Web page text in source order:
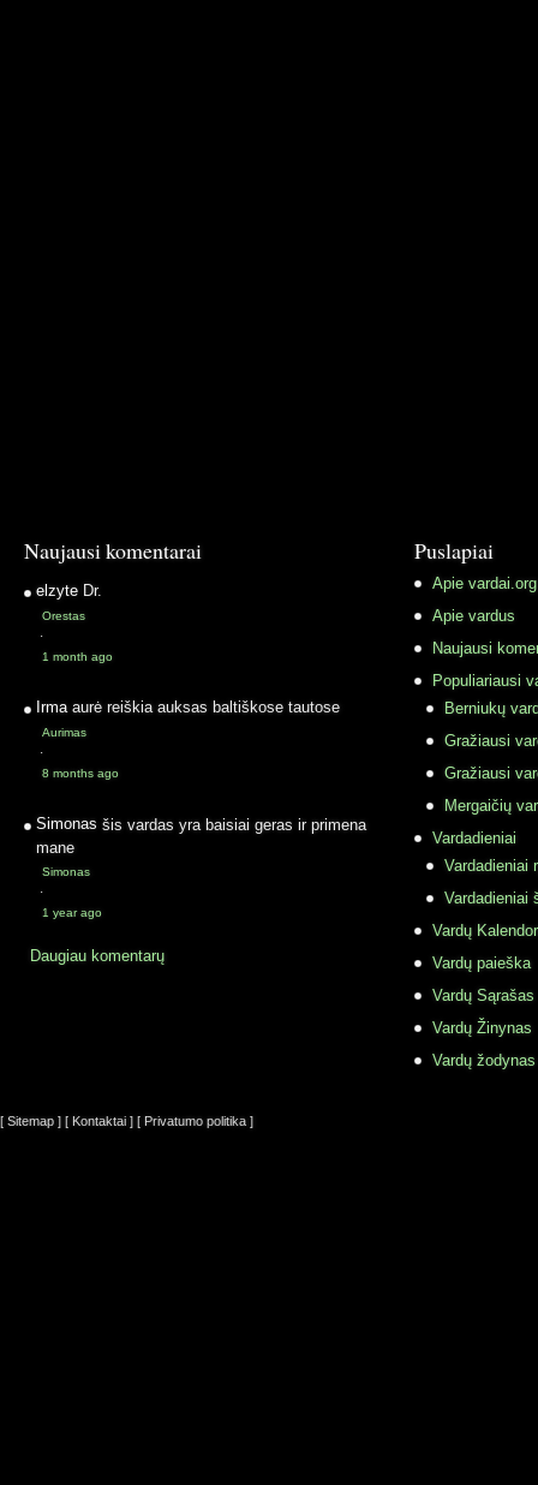
Naujausi komentarai
elzyte Dr.
Orestas
·
1 month ago
Irma aurė reiškia auksas baltiškose tautose
Aurimas
·
8 months ago
Simonas šis vardas yra baisiai geras ir primena
mane
Simonas
·
1 year ago
Daugiau komentarų
Puslapiai
Apie vardai.org
Apie vardus
Naujausi
Populiariausi
Berniukų
Gražiausi
Gražiausi
Mergaičių
Vardadieniai
Vardadieniai
Vardadieniai
Vardų
Vardų paieška
Vardų Sąrašas
Vardų Žinynas
Vardų
[ Sitemap ] [ Kontaktai ] [ Privatumo politika ]